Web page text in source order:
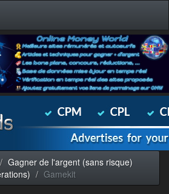
Gagner de l'argent (sans risque)
Gamekit